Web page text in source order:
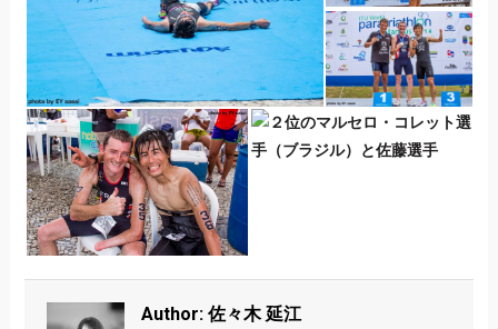
Author: 佐々木 延江